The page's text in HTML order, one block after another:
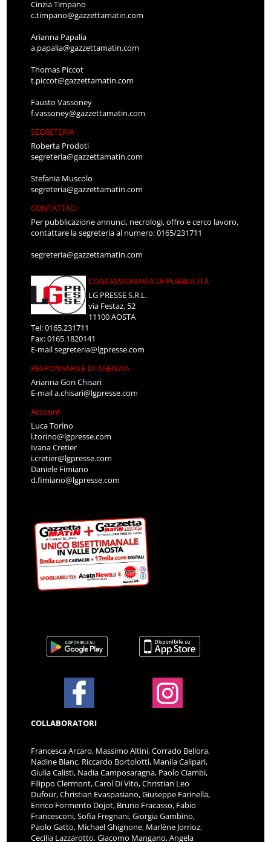
Cinzia Timpano
c.timpano@gazzettamatin.com
Arianna Papalia
a.papalia@gazzettamatin.com
Thomas Piccot
t.piccot@gazzettamatin.com
Fausto Vassoney
f.vassoney@gazzettamatin.com
SEGRETERIA
Roberta Prodoti
segreteria@gazzettamatin.com
Stefania Muscolo
segreteria@gazzettamatin.com
CONTATTACI
Per pubblicazione annunci, necrologi, offro e cerco lavoro,
contattare la segreteria al numero: 0165/231711
segreteria@gazzettamatin.com
CONCESSIONARIA DI PUBBLICITÀ
LG PRESSE S.R.L.
via Festaz, 52
11100 AOSTA
Tel: 0165.231711
Fax: 0165.1820141
E-mailsegreteria@lgpresse.com
RESPONSABILE DI AGENZIA
Arianna Gori Chisari
E-maila.chisari@lgpresse.com
Account
Luca Torino
l.torino@lgpresse.com
Ivana Cretier
i.cretier@lgpresse.com
Daniele Fimiano
d.fimiano@lgpresse.com
COLLABORATORI
Francesca Arcaro, Massimo Altini, Corrado Bellora,
Nadine Blanc, Riccardo Bortolotti, Manila Calipari,
Giulia Calisti, Nadia Camposaragna, Paolo Ciambi,
Filippo Clermont, Carol Di Vito, Christian Leo
Dufour, Christian Evaspasiano, Giuseppe Farinella,
Enrico Formento Dojot, Bruno Fracasso, Fabio
Francesconi, Sofia Fregnani, Giorgia Gambino,
Paolo Gatto, Michael Ghignone, Marlène Jorrioz,
Cecilia Lazzarotto, Giacomo Mangano, Angela